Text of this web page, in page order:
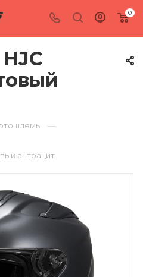
0
—
антрацит